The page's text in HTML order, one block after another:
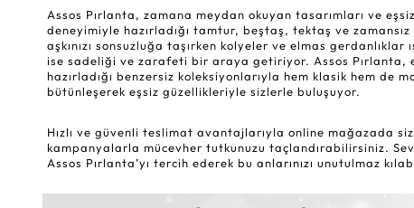
Assos Pırlanta, zamana meydan okuyan tasarımları ve
deneyimiyle hazırladığı tamtur, beştaş, tektaş ve
aşkınızı sonsuzluğa taşırken kolyeler ve elmas
ise sadeliği ve zarafeti bir araya getiriyor. Assos Pırlanta,
hazırladığı benzersiz koleksiyonlarıyla hem klasik hem
bütünleşerek eşsiz güzellikleriyle sizlerle buluşuyor.
Hızlı ve güvenli teslimat avantajlarıyla online mağazada
kampanyalarla mücevher tutkunuzu taçlandırabilirsiniz.
Assos Pırlanta’yı tercih ederek bu anlarınızı unutulmaz